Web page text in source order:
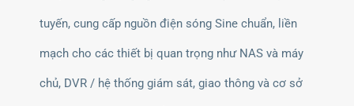
tuyến, cung cấp nguồn điện sóng Sine chuẩn, liền
mạch cho các thiết bị quan trọng như NAS và máy
chủ, DVR / hệ thống giám sát, giao thông và cơ sở